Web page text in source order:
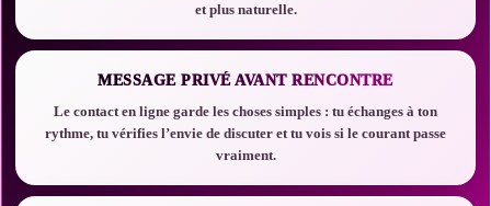
et plus naturelle.
MESSAGE PRIVÉ AVANT RENCONTRE
Le contact en ligne garde les choses simples : tu échanges à ton
rythme, tu vérifies l’envie de discuter et tu vois si le courant passe
vraiment.